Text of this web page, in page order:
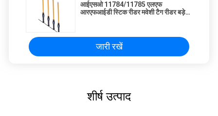
आईएसओ 11784/11785 एलएफ
आरएफआईडी स्टिक रीडर मवेशी टैग रीडर बड़े
जारी रखें
शीर्ष उत्पाद